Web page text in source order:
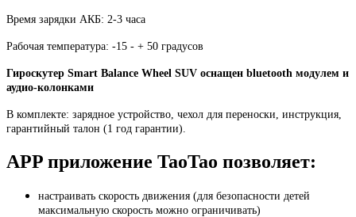
Время зарядки АКБ: 2-3 часа
Рабочая температура: -15 - + 50 градусов
Гироскутер Smart Balance Wheel SUV оснащен bluetooth модулем и
аудио-колонками
В комплекте: зарядное устройство, чехол для переноски, инструкция,
гарантийный талон (1 год гарантии).
APP приложение TaoTao позволяет:
настраивать скорость движения (для безопасности детей
максимальную скорость можно ограничивать)